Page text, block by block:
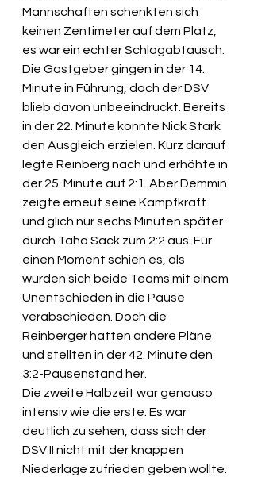
Mannschaften schenkten sich
keinen Zentimeter auf dem Platz,
es war ein echter Schlagabtausch.
Die Gastgeber gingen in der 14.
Minute in Führung, doch der DSV
blieb davon unbeeindruckt. Bereits
in der 22. Minute konnte Nick Stark
den Ausgleich erzielen. Kurz darauf
legte Reinberg nach und erhöhte in
der 25. Minute auf 2:1. Aber Demmin
zeigte erneut seine Kampfkraft
und glich nur sechs Minuten später
durch Taha Sack zum 2:2 aus. Für
einen Moment schien es, als
würden sich beide Teams mit einem
Unentschieden in die Pause
verabschieden. Doch die
Reinberger hatten andere Pläne
und stellten in der 42. Minute den
3:2-Pausenstand her.
Die zweite Halbzeit war genauso
intensiv wie die erste. Es war
deutlich zu sehen, dass sich der
DSV II nicht mit der knappen
Niederlage zufrieden geben wollte.